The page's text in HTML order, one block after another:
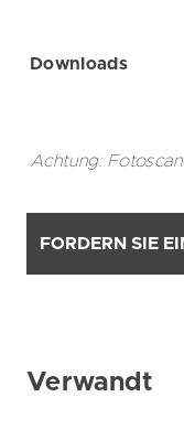
Downloads
Achtung:
FORDERN SIE
Verwandt